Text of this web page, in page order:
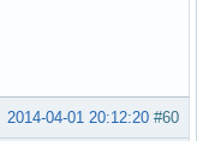
#60
2014-04-01 20:12:20